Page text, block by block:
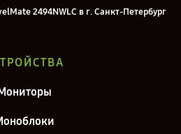
2494NWLC в г. Санкт-Петербург